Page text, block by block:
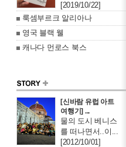
[2019/10/22]
룩셈부르크 알리아나
영국 블랙 웰
캐나다 먼로스 북스
[신바람 유럽 아트
여행기] ...
물의 도시 베니스
를 떠나면서..이...
[2012/10/01]